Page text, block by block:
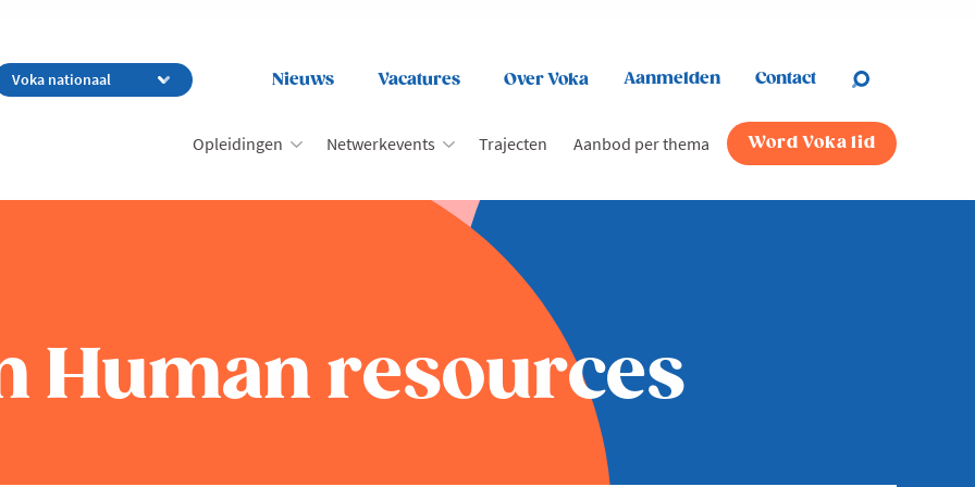
Nieuws Vacatures Over Voka Aanmelden Contact
Opleidingen Netwerkevents Trajecten Aanbod per thema Word Voka lid
Human resources